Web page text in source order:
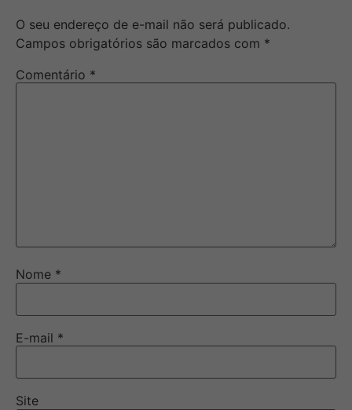
O seu endereço de e-mail não será publicado.
Campos obrigatórios são marcados com *
Comentário *
Nome *
E-mail *
Site